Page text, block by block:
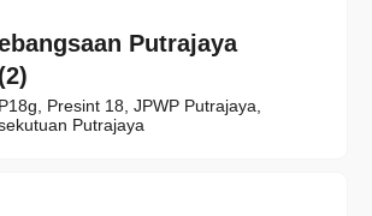
Putrajaya
Presint 18, JPWP Putrajaya,
Putrajaya